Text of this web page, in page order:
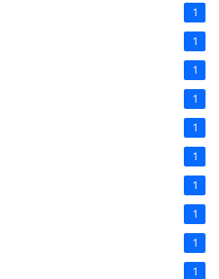
1
1
1
1
1
1
1
1
1
1